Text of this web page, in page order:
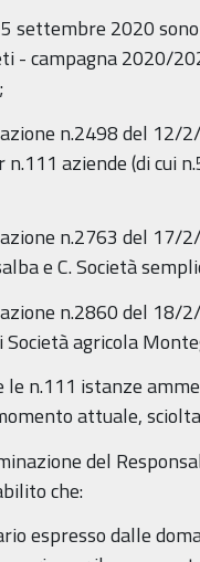
settembre 2020
- campagna 2020/
n.2498 del 12/
aziende (di cui
n.2763 del 17/
e C. Società
n.2860 del 18/
agricola
n.111 istanze
attuale,
del
che:
espresso dalle